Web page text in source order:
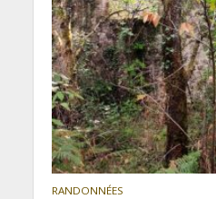
RANDONNÉES